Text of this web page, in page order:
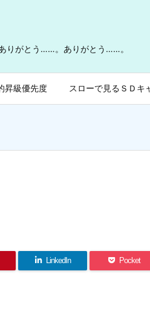
りがとう……。ありがとう……。
昇級優先度 スローで見るＳＤキ
LinkedIn Pocket